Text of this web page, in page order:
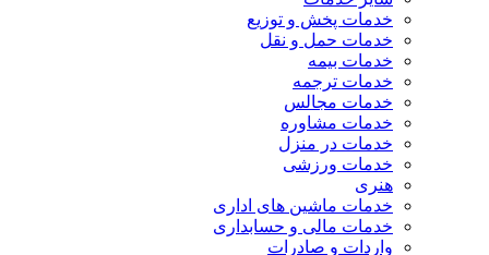
خدمات پخش و توزیع
خدمات حمل و نقل
خدمات بیمه
خدمات ترجمه
خدمات مجالس
خدمات مشاوره
خدمات در منزل
خدمات ورزشی
هنری
خدمات ماشین های اداری
خدمات مالی و حسابداری
واردات و صادرات